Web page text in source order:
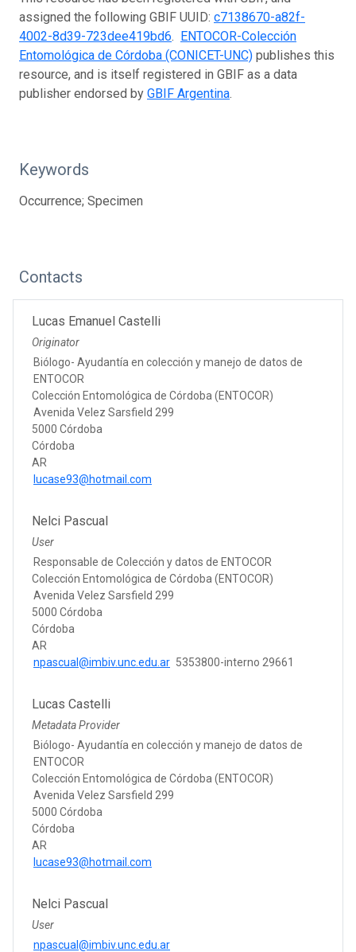
assigned the following GBIF UUID: c7138670-a82f-
4002-8d39-723dee419bd6. ENTOCOR-Colección
Entomológica de Córdoba (CONICET-UNC) publishes this
resource, and is itself registered in GBIF as a data
publisher endorsed by GBIF Argentina.
Keywords
Occurrence; Specimen
Contacts
Lucas Emanuel Castelli
Originator
Biólogo- Ayudantía en colección y manejo de datos de
ENTOCOR
Colección Entomológica de Córdoba (ENTOCOR)
Avenida Velez Sarsfield 299
5000 Córdoba
Córdoba
AR
lucase93@hotmail.com
Nelci Pascual
User
Responsable de Colección y datos de ENTOCOR
Colección Entomológica de Córdoba (ENTOCOR)
Avenida Velez Sarsfield 299
5000 Córdoba
Córdoba
AR
npascual@imbiv.unc.edu.ar 5353800-interno 29661
Lucas Castelli
Metadata Provider
Biólogo- Ayudantía en colección y manejo de datos de
ENTOCOR
Colección Entomológica de Córdoba (ENTOCOR)
Avenida Velez Sarsfield 299
5000 Córdoba
Córdoba
AR
lucase93@hotmail.com
Nelci Pascual
User
npascual@imbiv.unc.edu.ar